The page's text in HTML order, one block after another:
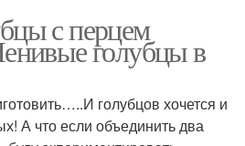
с перцем
голубцы в
голубцов хочется и
А что если объединить два